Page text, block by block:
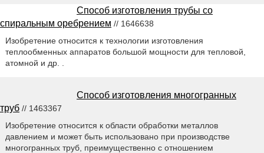
Способ изготовления трубы со
спиральным оребрением // 1646638
Изобретение относится к технологии изготовления
теплообменных аппаратов большой мощности для тепловой,
атомной и др. .
Способ изготовления многогранных
труб // 1463367
Изобретение относится к области обработки металлов
давлением и может быть использовано при производстве
многогранных труб, преимущественно с отношением